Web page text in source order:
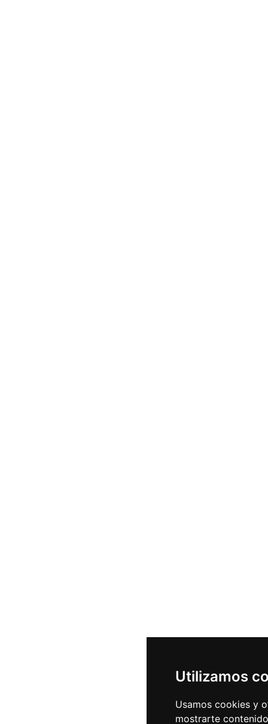
Utilizamos
Usamos cookies y
mostrarte